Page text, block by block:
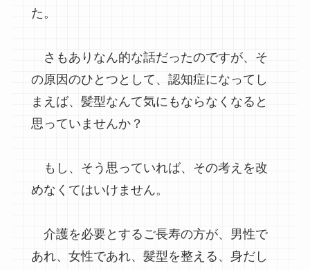
た。
さもありなん的な話だったのですが、そ
の原因のひとつとして、認知症になってし
まえば、髪型なんて気にもならなくなると
思っていませんか？
もし、そう思っていれば、その考えを改
めなくてはいけません。
介護を必要とするご長寿の方が、男性で
あれ、女性であれ、髪型を整える、身だし